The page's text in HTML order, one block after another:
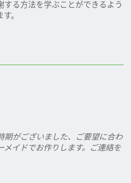
する方法を学ぶことができるよう
。
期がございました、ご要望に合わ
メイドでお作りします。ご連絡を